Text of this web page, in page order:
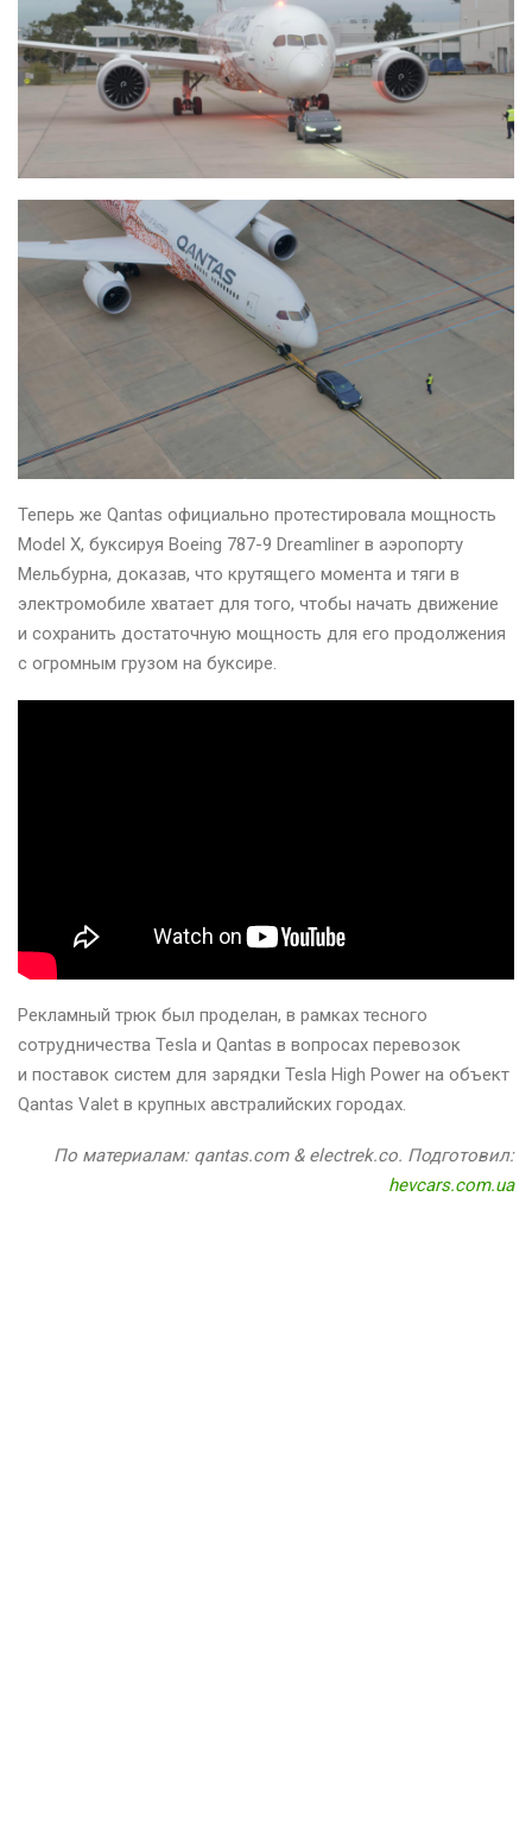
Теперь же Qantas официально протестировала мощность
Model X, буксируя Boeing 787-9 Dreamliner в аэропорту
Мельбурна, доказав, что крутящего момента и тяги в
электромобиле хватает для того, чтобы начать движение
и сохранить достаточную мощность для его продолжения
с огромным грузом на буксире.
Рекламный трюк был проделан, в рамках тесного
сотрудничества Tesla и Qantas в вопросах перевозок
и поставок систем для зарядки Tesla High Power на объект
Qantas Valet в крупных австралийских городах.
По материалам: qantas.com & electrek.co. Подготовил:
hevcars.com.ua